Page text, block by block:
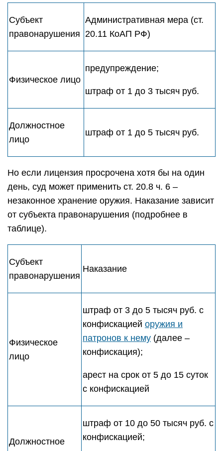
Субъект
правонарушения
Административная мера (ст.
20.11 КоАП РФ)
Физическое лицо
предупреждение;
штраф от 1 до 3 тысяч руб.
Должностное
лицо
штраф от 1 до 5 тысяч руб.
Но если лицензия просрочена хотя бы на один
день, суд может применить ст. 20.8 ч. 6 –
незаконное хранение оружия. Наказание зависит
от субъекта правонарушения (подробнее в
таблице).
Субъект
правонарушения
Наказание
Физическое
лицо
штраф от 3 до 5 тысяч руб. с
конфискацией оружия и
патронов к нему (далее –
конфискация);
арест на срок от 5 до 15 суток
с конфискацией
Должностное
штраф от 10 до 50 тысяч руб. с
конфискацией;